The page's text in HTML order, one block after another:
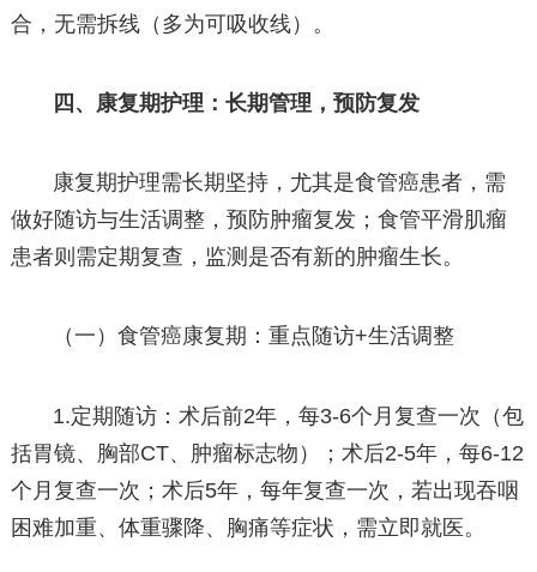
合，无需拆线（多为可吸收线）。
四、康复期护理：长期管理，预防复发
康复期护理需长期坚持，尤其是食管癌患者，需
做好随访与生活调整，预防肿瘤复发；食管平滑肌瘤
患者则需定期复查，监测是否有新的肿瘤生长。
（一）食管癌康复期：重点随访+生活调整
1.定期随访：术后前2年，每3-6个月复查一次（包
括胃镜、胸部CT、肿瘤标志物）；术后2-5年，每6-12
个月复查一次；术后5年，每年复查一次，若出现吞咽
困难加重、体重骤降、胸痛等症状，需立即就医。